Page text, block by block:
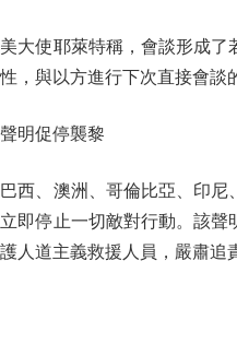
使耶萊特稱，會談形成了
，與以方進行下次直接會談
明促停襲黎
、澳洲、哥倫比亞、印尼、
即停止一切敵對行動。該
人道主義救援人員，嚴肅追